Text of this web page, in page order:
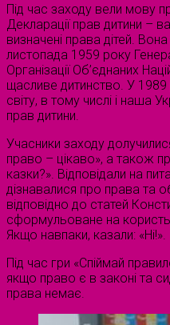
Під час заходу вели мову
Декларації прав дитини –
визначені права дітей.
листопада 1959 року
Організації Об’єднаних
щасливе дитинство. У 1989
світу, в тому числі і наша
прав дитини.
Учасники заходу
право – цікаво», а також
казки?». Відповідали на
дізнавалися про права та
відповідно до статей
сформульоване на користь
Якщо навпаки, казали: «Ні!».
Під час гри «Спіймай
якщо право є в законі та
права немає.